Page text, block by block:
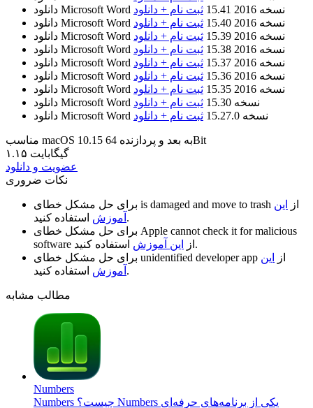
دانلود Microsoft Word
نسخه 2016 15.41
ثبت نام + دانلود
دانلود Microsoft Word
نسخه 2016 15.40
ثبت نام + دانلود
دانلود Microsoft Word
نسخه 2016 15.39
ثبت نام + دانلود
دانلود Microsoft Word
نسخه 2016 15.38
ثبت نام + دانلود
دانلود Microsoft Word
نسخه 2016 15.37
ثبت نام + دانلود
دانلود Microsoft Word
نسخه 2016 15.36
ثبت نام + دانلود
دانلود Microsoft Word
نسخه 2016 15.35
ثبت نام + دانلود
دانلود Microsoft Word
نسخه 15.30
ثبت نام + دانلود
دانلود Microsoft Word
نسخه 15.27.0 ثبت نام + دانلود
مناسب macOS 10.15 به بعد و پردازنده 64Bit
۱.۱۵ گیگابایت
عضویت و دانلود
نکات ضروری
is damaged and move to trash از
این
آموزش استفاده کنید.
Apple cannot check it for malicious
software
از این آموزش
استفاده کنید.
unidentified developer app از
این
آموزش استفاده کنید.
مطالب مشابه
Numbers
Numbers چیست؟ Numbers یکی از برنامه‌های حرفه‌ای